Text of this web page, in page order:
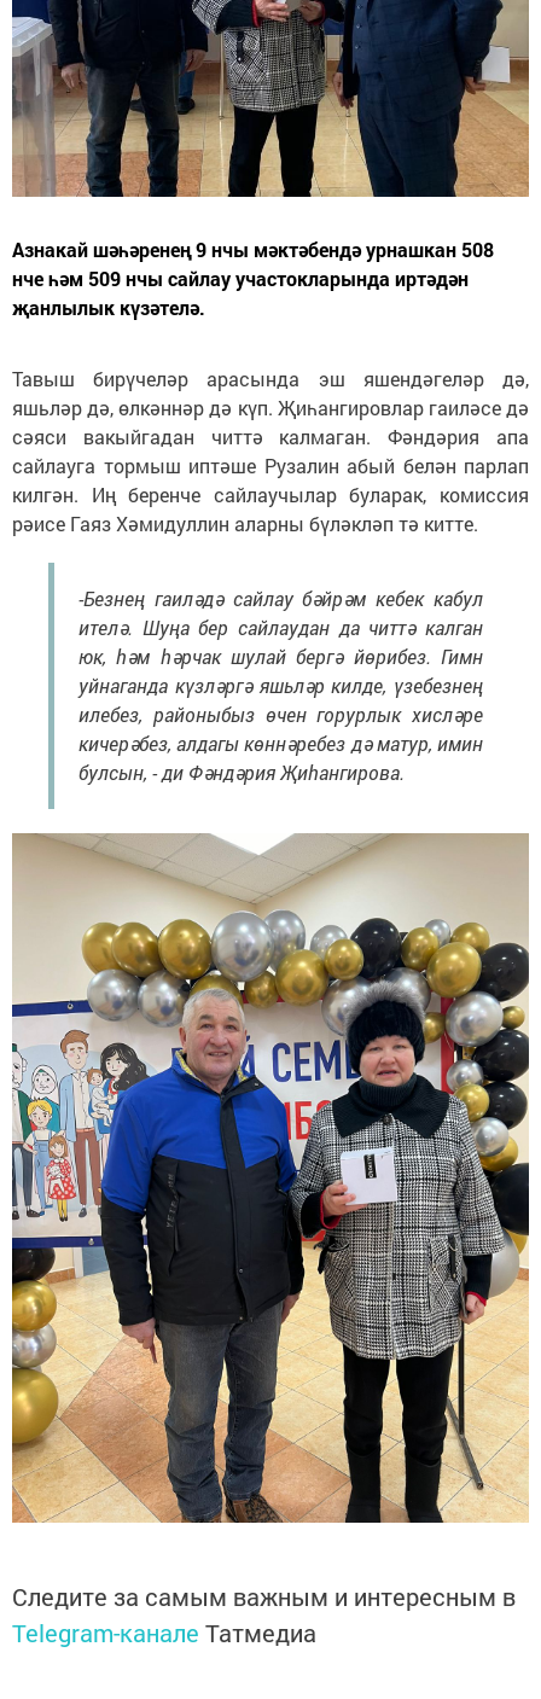
Азнакай шәһәренең 9 нчы мәктәбендә урнашкан 508
нче һәм 509 нчы сайлау участокларында иртәдән
җанлылык күзәтелә.
Тавыш бирүчеләр арасында эш яшендәгеләр дә,
яшьләр дә, өлкәннәр дә күп. Җиһангировлар гаиләсе дә
сәяси вакыйгадан читтә калмаган. Фәндәрия апа
сайлауга тормыш иптәше Рузалин абый белән парлап
килгән. Иң беренче сайлаучылар буларак, комиссия
рәисе Гаяз Хәмидуллин аларны бүләкләп тә китте.
-Безнең гаиләдә сайлау бәйрәм кебек кабул
ителә. Шуңа бер сайлаудан да читтә калган
юк, һәм һәрчак шулай бергә йөрибез. Гимн
уйнаганда күзләргә яшьләр килде, үзебезнең
илебез, районыбыз өчен горурлык хисләре
кичерәбез, алдагы көннәребез дә матур, имин
булсын, - ди Фәндәрия Җиһангирова.
Следите за самым важным и интересным в
Telegram-канале Татмедиа